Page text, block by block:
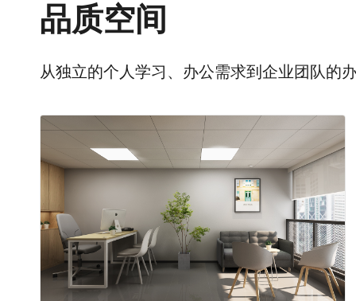
品质空间
从独立的个人学习、办公需求到企业团队的